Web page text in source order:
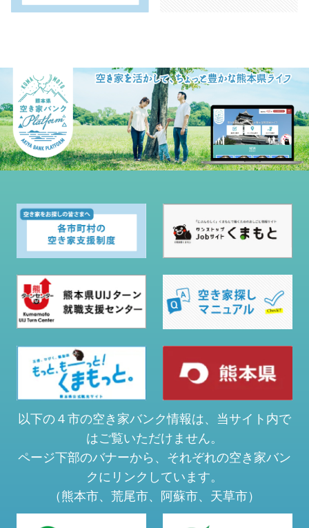
以下の４市の空き家バンク情報は、当サイト内で
はご覧いただけません。
ページ下部のバナーから、それぞれの空き家バン
クにリンクしています。
（熊本市、荒尾市、阿蘇市、天草市）